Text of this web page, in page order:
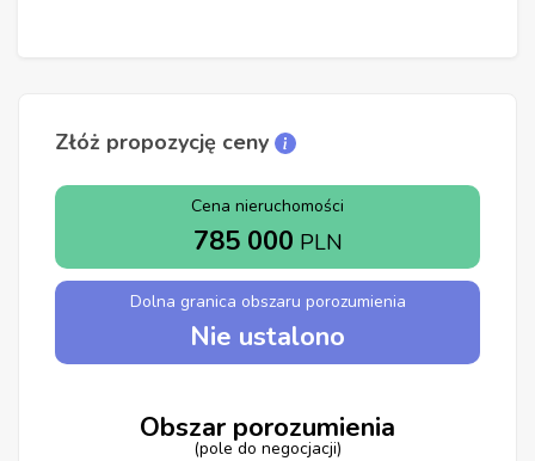
Złóż propozycję ceny
Cena nieruchomości
785 000 PLN
Dolna granica obszaru porozumienia
Nie ustalono
Obszar porozumienia
(pole do negocjacji)